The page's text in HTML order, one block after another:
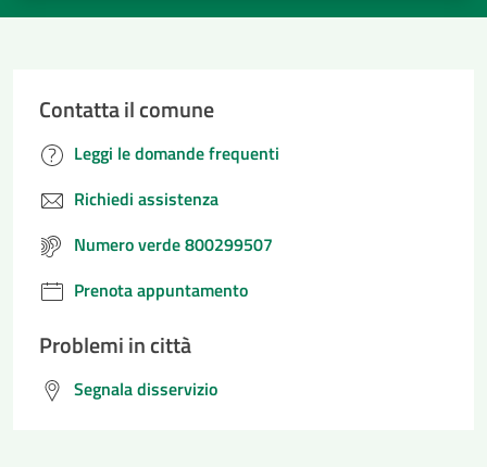
Contatta il comune
Leggi le domande frequenti
Richiedi assistenza
Numero verde 800299507
Prenota appuntamento
Problemi in città
Segnala disservizio